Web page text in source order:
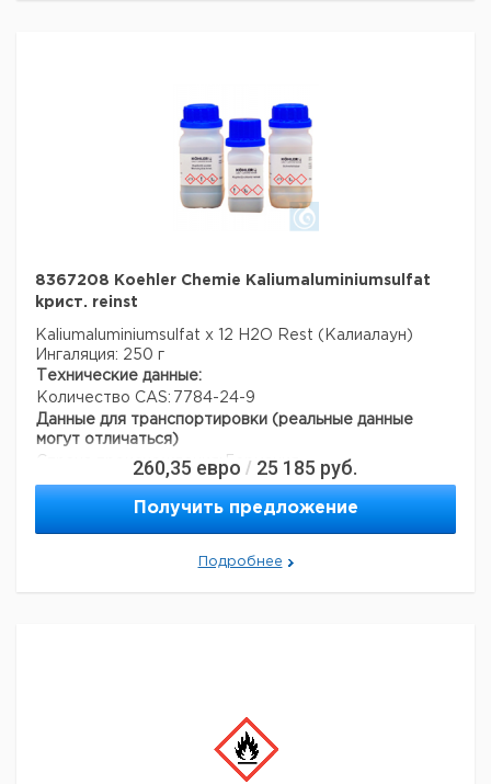
8367208 Koehler Chemie Kaliumaluminiumsulfat
kрист. reinst
Kaliumaluminiumsulfat x 12 H2O Rest (Калиалаун)
Ингаляция: 250 г
Технические данные:
Количество CAS: 7784-24-9
Данные для транспортировки (реальные данные
могут отличаться)
Страна происхождения:Германия
260,35 евро / 25 185 руб.
Получить предложение
Подробнее